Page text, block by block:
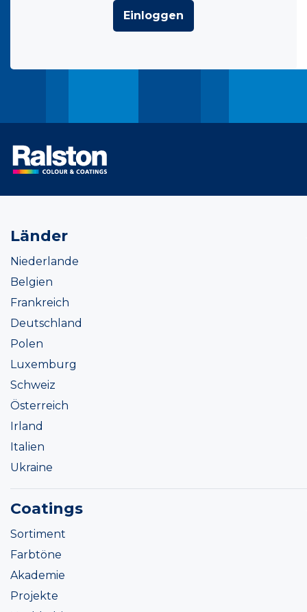
Einloggen
Länder
Niederlande
Belgien
Frankreich
Deutschland
Polen
Luxemburg
Schweiz
Österreich
Irland
Italien
Ukraine
Coatings
Sortiment
Farbtöne
Akademie
Projekte